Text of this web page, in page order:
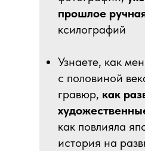
прошлое
ксилографий
Узнаете, как
с половиной
гравюр, как
как повлияла
история на